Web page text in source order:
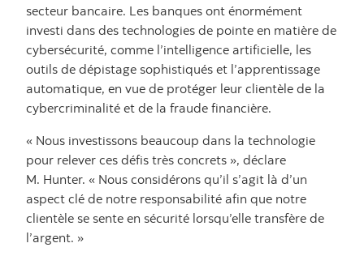
secteur bancaire. Les banques ont énormément
investi dans des technologies de pointe en matière de
cybersécurité, comme l’intelligence artificielle, les
outils de dépistage sophistiqués et l’apprentissage
automatique, en vue de protéger leur clientèle de la
cybercriminalité et de la fraude financière.
« Nous investissons beaucoup dans la technologie
pour relever ces défis très concrets », déclare
M. Hunter. « Nous considérons qu’il s’agit là d’un
aspect clé de notre responsabilité afin que notre
clientèle se sente en sécurité lorsqu’elle transfère de
l’argent. »